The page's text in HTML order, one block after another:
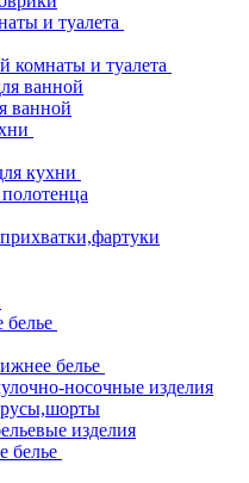
и туалета
комнаты и туалета
ванной
ванной
кухни
белье
носочные изделия
изделия
белье